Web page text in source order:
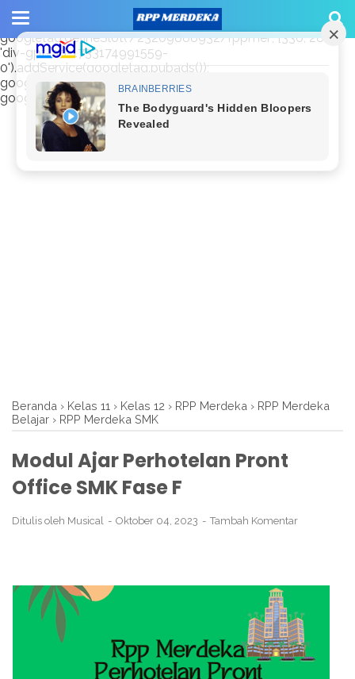
window.googletag = window.googletag || {cmd: []};
googletag.cmd.push(function() {
googletag.defineSlot('/23209888932/rppmer', [336, 280],
'div-gpt-ad-1733174991559-
0').addService(googletag.pubads());
googletag.pubads().enableSingleRequest();
googletag.enableServices(); });
Beranda › Kelas 11 › Kelas 12 › RPP Merdeka › RPP Merdeka
Belajar › RPP Merdeka SMK
Modul Ajar Perhotelan Pront
Office SMK Fase F
Ditulis oleh Musical Oktober 04, 2023 Tambah Komentar